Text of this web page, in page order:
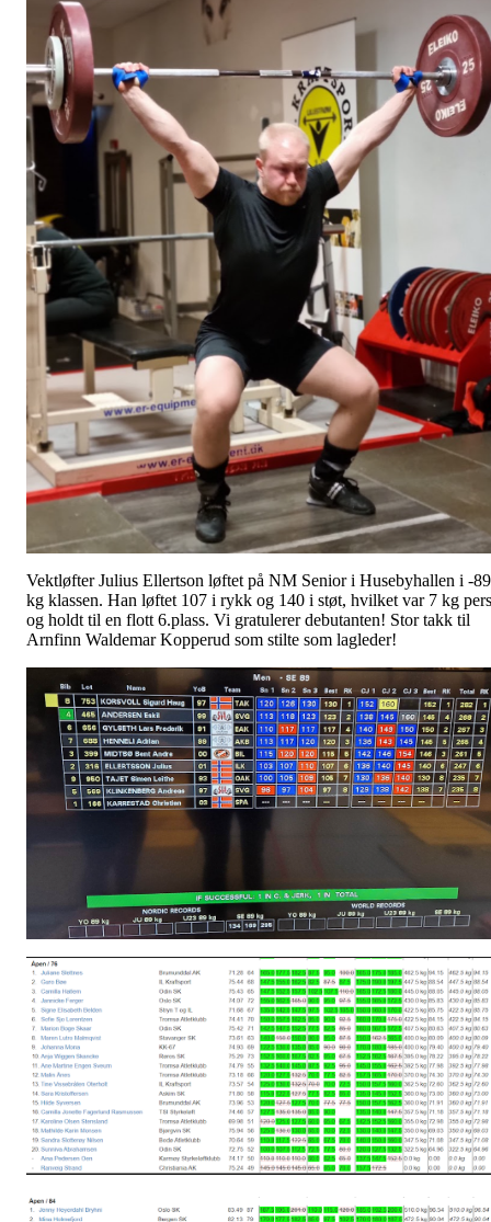
Vektløfter Julius Ellertson løftet på NM Senior i Husebyhallen i -89
kg klassen. Han løftet 107 i rykk og 140 i støt, hvilket var 7 kg pers
og holdt til en flott 6.plass. Vi gratulerer debutanten! Stor takk til
Arnfinn Waldemar Kopperud som stilte som lagleder!